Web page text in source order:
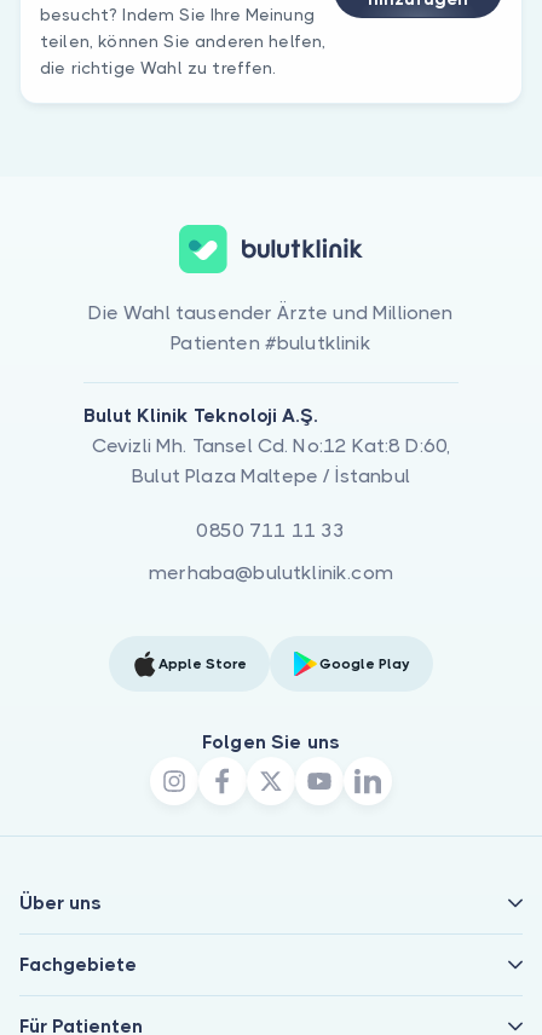
besucht? Indem Sie Ihre Meinung
teilen, können Sie anderen helfen,
die richtige Wahl zu treffen.
Die Wahl tausender Ärzte und Millionen
Patienten #bulutklinik
Bulut Klinik Teknoloji A.Ş.
Cevizli Mh. Tansel Cd. No:12 Kat:8 D:60,
Bulut Plaza Maltepe / İstanbul
0850 711 11 33
merhaba@bulutklinik.com
Apple Store Google Play
Folgen Sie uns
Über uns
Fachgebiete
Für Patienten